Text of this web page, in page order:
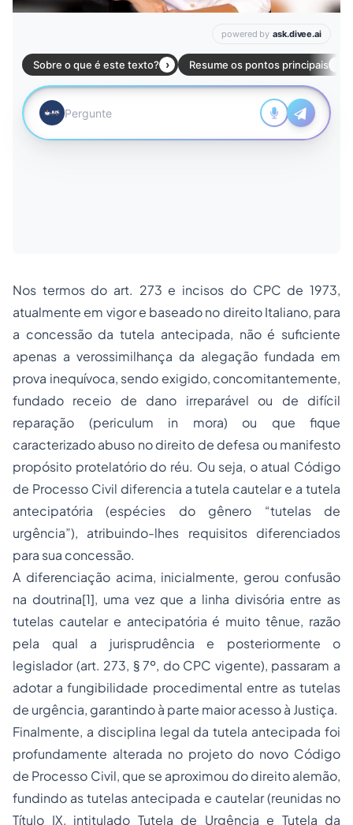
Nos termos do art. 273 e incisos do CPC de 1973,
atualmente em vigor e baseado no direito Italiano, para
a concessão da tutela antecipada, não é suficiente
apenas a verossimilhança da alegação fundada em
prova inequívoca, sendo exigido, concomitantemente,
fundado receio de dano irreparável ou de difícil
reparação (periculum in mora) ou que fique
caracterizado abuso no direito de defesa ou manifesto
propósito protelatório do réu. Ou seja, o atual Código
de Processo Civil diferencia a tutela cautelar e a tutela
antecipatória (espécies do gênero “tutelas de
urgência”), atribuindo-lhes requisitos diferenciados
para sua concessão.
A diferenciação acima, inicialmente, gerou confusão
na doutrina[1], uma vez que a linha divisória entre as
tutelas cautelar e antecipatória é muito tênue, razão
pela qual a jurisprudência e posteriormente o
legislador (art. 273, § 7º, do CPC vigente), passaram a
adotar a fungibilidade procedimental entre as tutelas
de urgência, garantindo à parte maior acesso à Justiça.
Finalmente, a disciplina legal da tutela antecipada foi
profundamente alterada no projeto do novo Código
de Processo Civil, que se aproximou do direito alemão,
fundindo as tutelas antecipada e cautelar (reunidas no
Título IX, intitulado Tutela de Urgência e Tutela da